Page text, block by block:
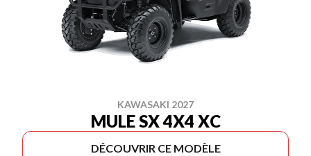
KAWASAKI 2027
MULE SX 4X4 XC
DÉCOUVRIR CE MODÈLE